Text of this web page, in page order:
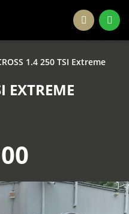
1.4 250 TSI Extreme
EXTREME